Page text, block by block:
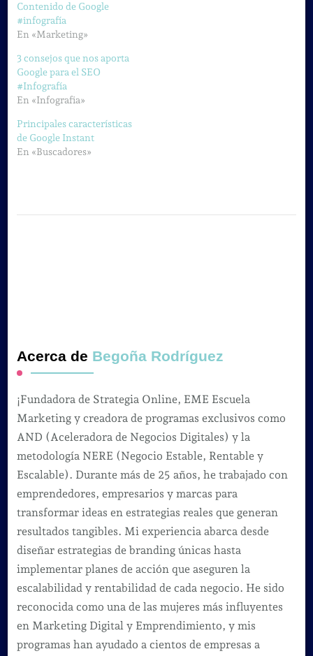
Contenido de Google
#infografía
En «Marketing»
3 consejos que nos aporta
Google para el SEO
#Infografía
En «Infografia»
Principales características
de Google Instant
En «Buscadores»
Acerca de Begoña Rodríguez
¡Fundadora de Strategia Online, EME Escuela
Marketing y creadora de programas exclusivos como
AND (Aceleradora de Negocios Digitales) y la
metodología NERE (Negocio Estable, Rentable y
Escalable). Durante más de 25 años, he trabajado con
emprendedores, empresarios y marcas para
transformar ideas en estrategias reales que generan
resultados tangibles. Mi experiencia abarca desde
diseñar estrategias de branding únicas hasta
implementar planes de acción que aseguren la
escalabilidad y rentabilidad de cada negocio. He sido
reconocida como una de las mujeres más influyentes
en Marketing Digital y Emprendimiento, y mis
programas han ayudado a cientos de empresas a